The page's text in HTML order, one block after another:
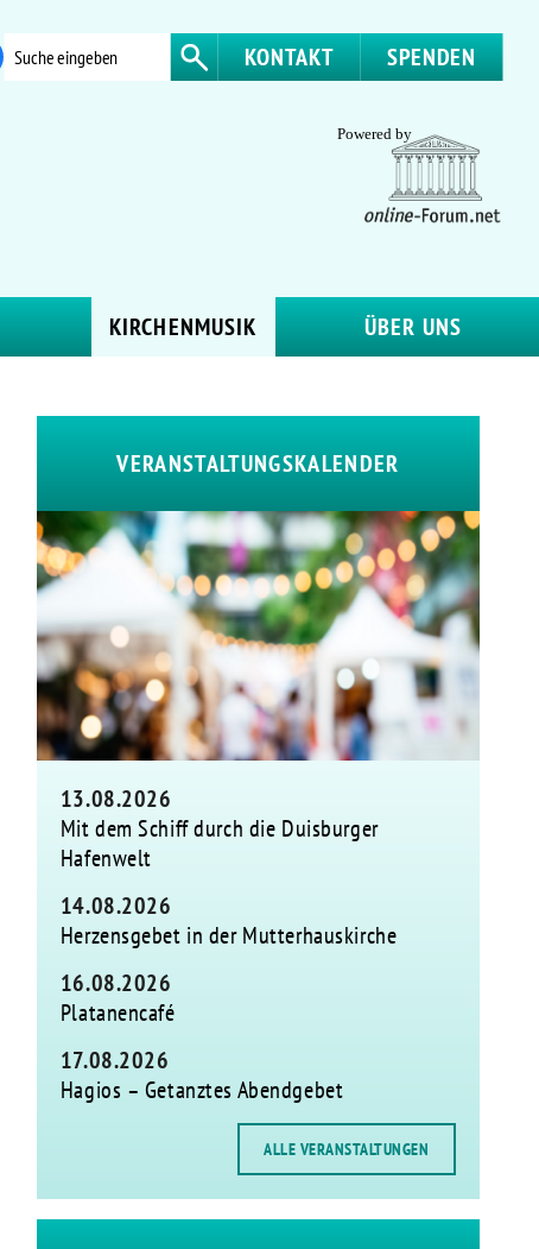
KONTAKT SPENDEN
KIRCHENMUSIK ÜBER UNS
VERANSTALTUNGSKALENDER
13.08.2026
Mit dem Schiff durch die Duisburger
Hafenwelt
14.08.2026
Herzensgebet in der Mutterhauskirche
16.08.2026
Platanencafé
17.08.2026
Hagios – Getanztes Abendgebet
ALLE VERANSTALTUNGEN